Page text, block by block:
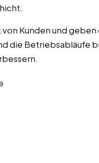
Kunden und geben
die Betriebsabläufe